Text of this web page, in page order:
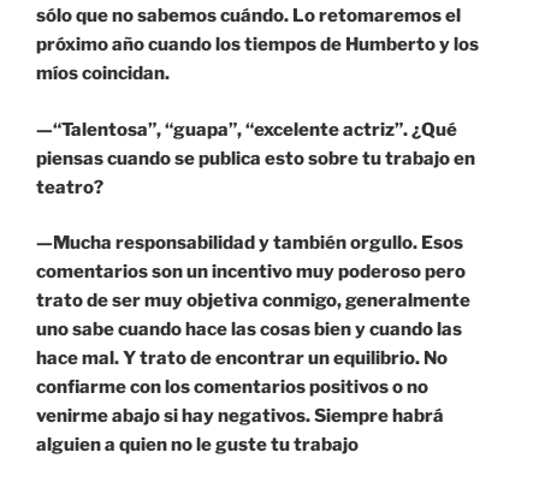
sólo que no sabemos cuándo. Lo retomaremos el
próximo año cuando los tiempos de Humberto y los
míos coincidan.
—“Talentosa”, “guapa”, “excelente actriz”. ¿Qué
piensas cuando se publica esto sobre tu trabajo en
teatro?
—Mucha responsabilidad y también orgullo. Esos
comentarios son un incentivo muy poderoso pero
trato de ser muy objetiva conmigo, generalmente
uno sabe cuando hace las cosas bien y cuando las
hace mal. Y trato de encontrar un equilibrio. No
confiarme con los comentarios positivos o no
venirme abajo si hay negativos. Siempre habrá
alguien a quien no le guste tu trabajo